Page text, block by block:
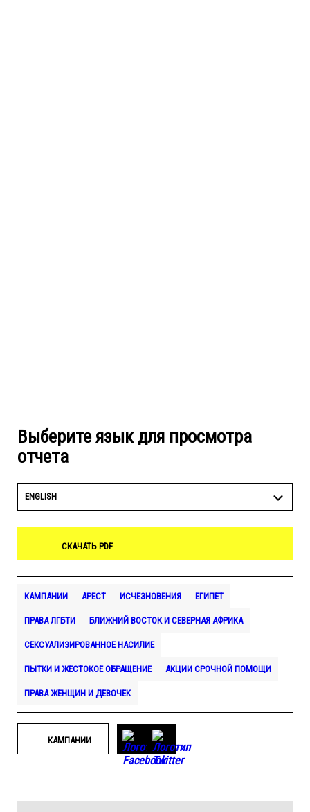
Выберите язык для просмотра
отчета
ENGLISH
СКАЧАТЬ PDF
КАМПАНИИ АРЕСТ ИСЧЕЗНОВЕНИЯ ЕГИПЕТ
ПРАВА ЛГБТИ БЛИЖНИЙ ВОСТОК И СЕВЕРНАЯ АФРИКА
СЕКСУАЛИЗИРОВАННОЕ НАСИЛИЕ
ПЫТКИ И ЖЕСТОКОЕ ОБРАЩЕНИЕ АКЦИИ СРОЧНОЙ ПОМОЩИ
ПРАВА ЖЕНЩИН И ДЕВОЧЕК
КАМПАНИИ